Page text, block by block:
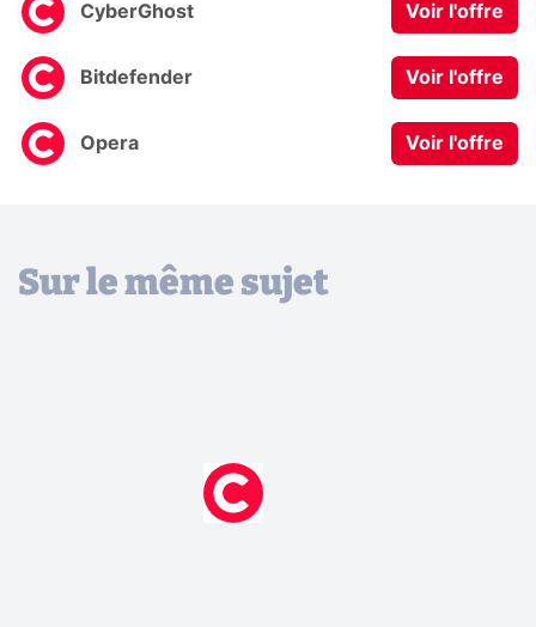
CyberGhost Voir l'offre
Bitdefender Voir l'offre
Opera Voir l'offre
Sur le même sujet